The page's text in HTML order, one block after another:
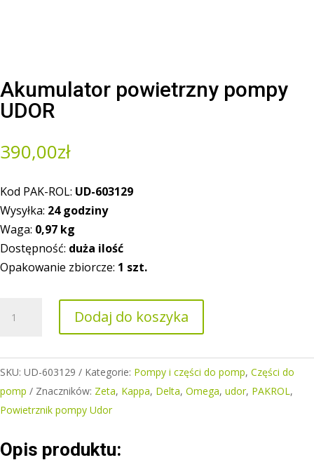
Akumulator powietrzny pompy
UDOR
390,00zł
Kod PAK-ROL: UD-603129
Wysyłka: 24 godziny
Waga: 0,97 kg
Dostępność: duża ilość
Opakowanie zbiorcze: 1 szt.
Akumulator
pompy
Dodaj do koszyka
SKU: UD-603129 Kategorie: Pompy i części do pomp, Części do
pomp
Znaczników: Zeta, Kappa, Delta, Omega, udor, PAKROL,
Powietrznik pompy Udor
Opis produktu: